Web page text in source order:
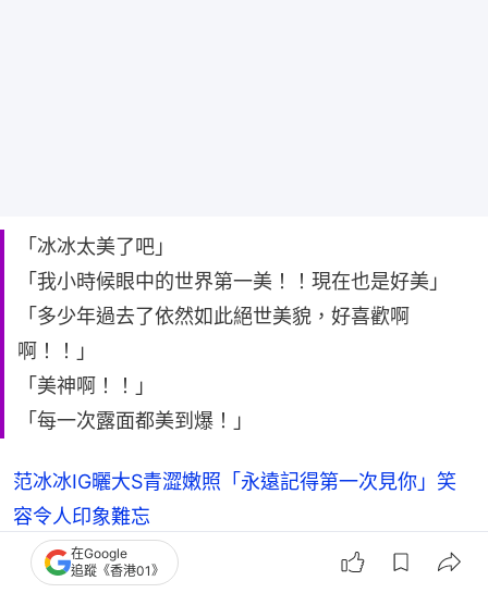
「冰冰太美了吧」
「我小時候眼中的世界第一美！！現在也是好美」
「多少年過去了依然如此絕世美貌，好喜歡啊
啊！！」
「美神啊！！」
「每一次露面都美到爆！」
范冰冰IG曬大S青澀嫩照「永遠記得第一次見你」笑
容令人印象難忘
昔日女神逃漏稅被封殺 勢難復出陸娛圈 海外發展
在Google
追蹤《香港01》